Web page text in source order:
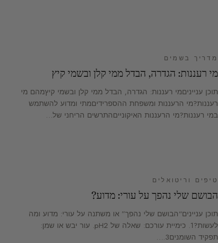
מדריך בשמים
מי רעננות: הגדרה, הבדל ממי קלן ובשמי קיץ
תוכן ענייניםמי רעננות: הגדרה, הבדל ממי קלן ובשמי קיץמהם מי
רעננות?מי הרעננות ומשפחת ההספרידיםמתי ומדוע להשתמש
במי רעננות?מי הרעננות האיקונייםהתרשים הריחני של…
טיפים וריטואלים
הבושם שלי נהפך על עורי: מדוע?
תוכן עניינים“הבושם שלי נהפך” או משתנה על עורי: מדוע ומה
לעשות?1. כימיית עורכם: שאלה של pH2. עור יבש או שמן:
תפקיד השומנים3.…